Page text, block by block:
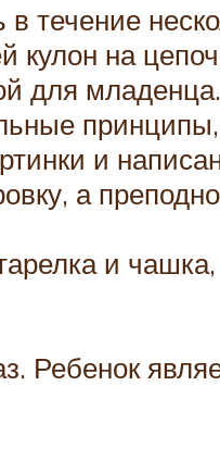
течение
на
для младенца.
принципы,
и
а
и
Ребенок